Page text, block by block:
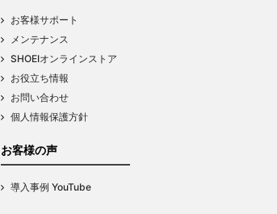
お客様サポート
メンテナンス
SHOEIオンラインストア
お役立ち情報
お問い合わせ
個人情報保護方針
お客様の声
導入事例 YouTube